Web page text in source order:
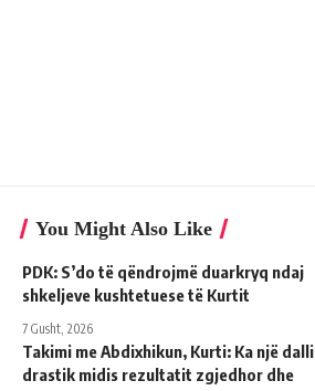
You Might Also Like
PDK: S’do të qëndrojmë duarkryq ndaj
shkeljeve kushtetuese të Kurtit
7 Gusht, 2026
Takimi me Abdixhikun, Kurti: Ka një
drastik midis rezultatit zgjedhor dhe